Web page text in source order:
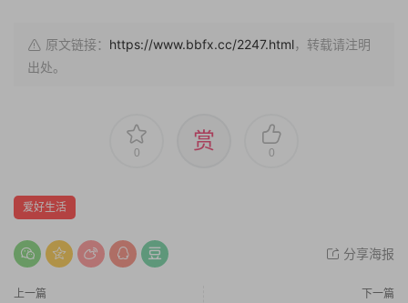
原文链接： https://www.bbfx.cc/2247.html，转载请注明
出处。
0 赏 0
爱好生活
分享海报
上一篇 下一篇